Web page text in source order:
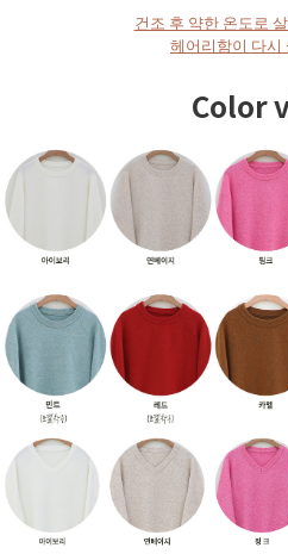
건조 후 약한 온도로
헤어리함이 다시
Color